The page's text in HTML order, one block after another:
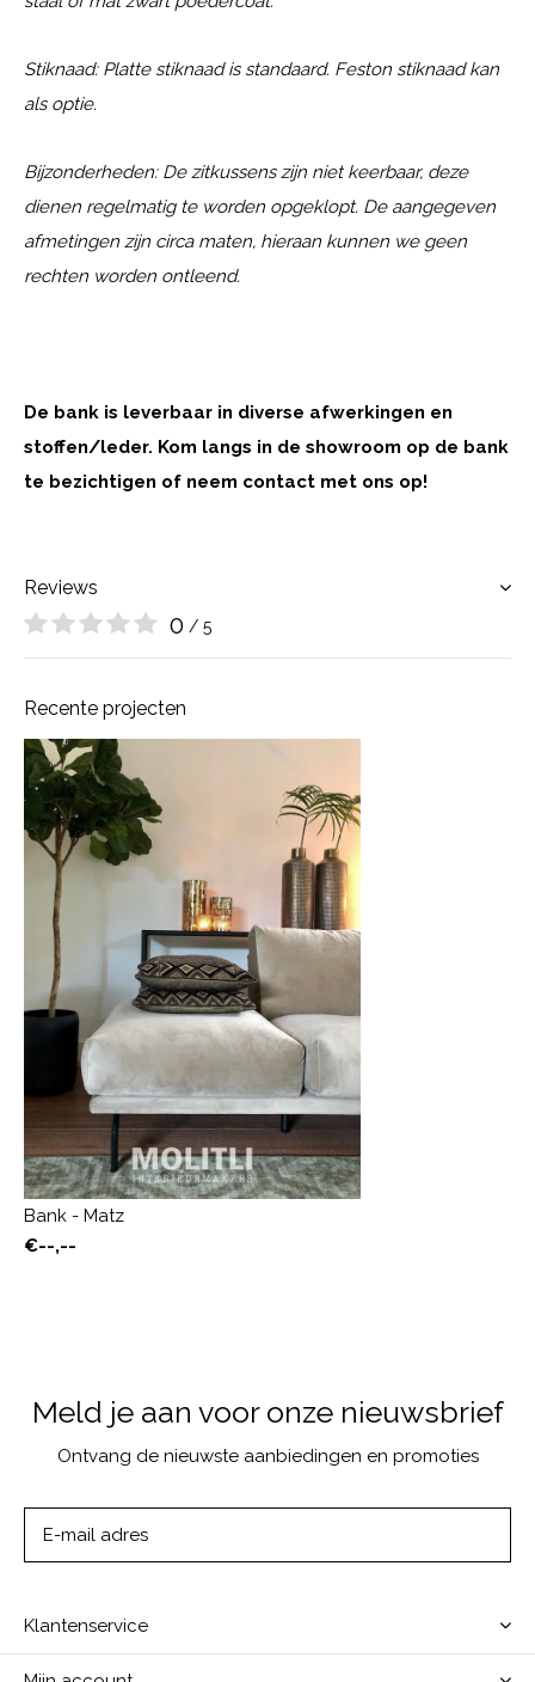
Stiknaad: Platte stiknaad is standaard. Feston stiknaad kan
als optie.
Bijzonderheden: De zitkussens zijn niet keerbaar, deze
dienen regelmatig te worden opgeklopt. De aangegeven
afmetingen zijn circa maten, hieraan kunnen we geen
rechten worden ontleend.
De bank is leverbaar in diverse afwerkingen en
stoffen/leder. Kom langs in de showroom op de bank
te bezichtigen of neem contact met ons op!
Reviews
0 / 5
Recente projecten
Bank - Matz
€--,--
Meld je aan voor onze nieuwsbrief
Ontvang de nieuwste aanbiedingen en promoties
Klantenservice